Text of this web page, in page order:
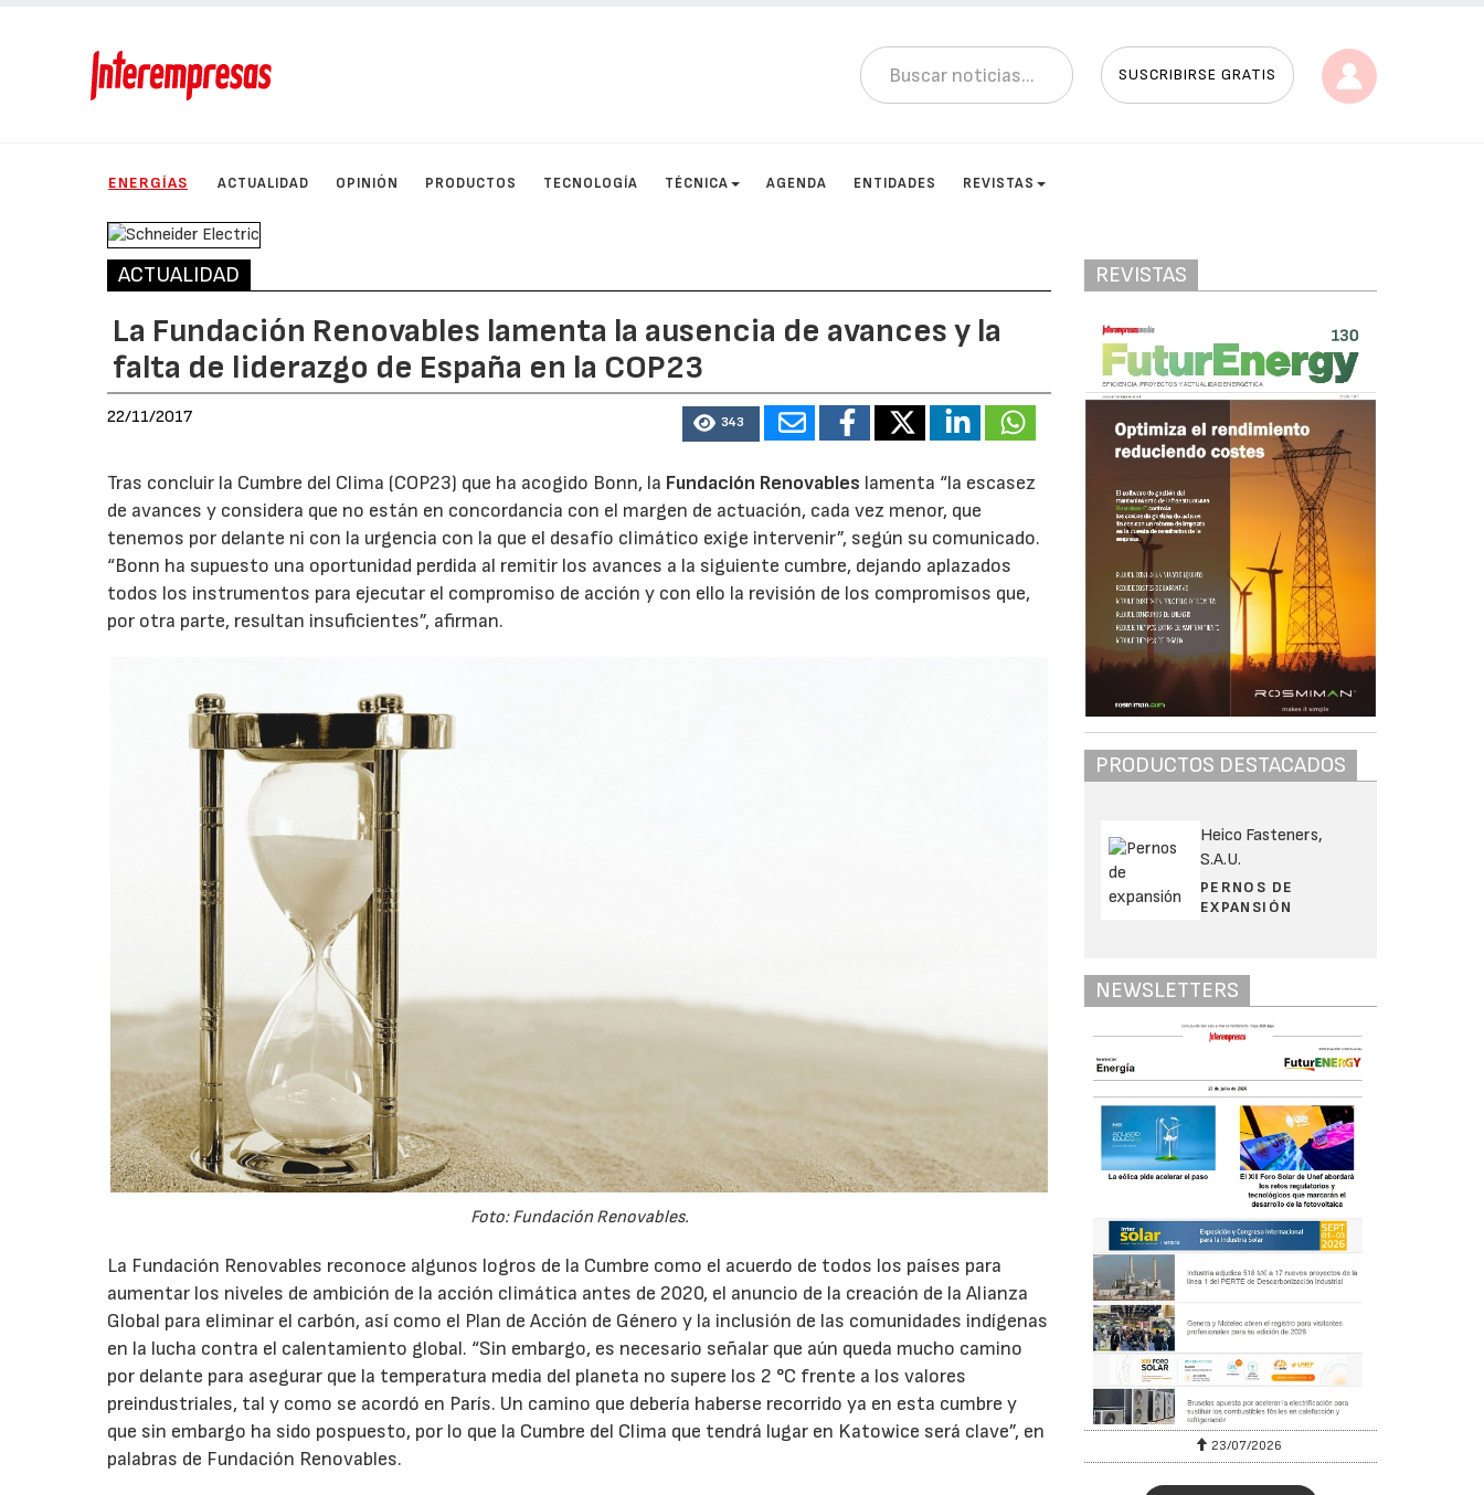
SUSCRIBIRSE GRATIS
ENERGÍAS ACTUALIDAD OPINIÓN PRODUCTOS TECNOLOGÍA TÉCNICA AGENDA ENTIDADES REVISTAS
ACTUALIDAD
La Fundación Renovables lamenta la ausencia de avances y la
falta de liderazgo de España en la COP23
22/11/2017 343
Tras concluir la Cumbre del Clima (COP23) que ha acogido Bonn, la Fundación Renovables lamenta “la escasez
de avances y considera que no están en concordancia con el margen de actuación, cada vez menor, que
tenemos por delante ni con la urgencia con la que el desafío climático exige intervenir”, según su comunicado.
“Bonn ha supuesto una oportunidad perdida al remitir los avances a la siguiente cumbre, dejando aplazados
todos los instrumentos para ejecutar el compromiso de acción y con ello la revisión de los compromisos que,
por otra parte, resultan insuficientes”, afirman.
Foto: Fundación Renovables.
La Fundación Renovables reconoce algunos logros de la Cumbre como el acuerdo de todos los países para
aumentar los niveles de ambición de la acción climática antes de 2020, el anuncio de la creación de la Alianza
Global para eliminar el carbón, así como el Plan de Acción de Género y la inclusión de las comunidades indígenas
en la lucha contra el calentamiento global. “Sin embargo, es necesario señalar que aún queda mucho camino
por delante para asegurar que la temperatura media del planeta no supere los 2 °C frente a los valores
preindustriales, tal y como se acordó en París. Un camino que debería haberse recorrido ya en esta cumbre y
que sin embargo ha sido pospuesto, por lo que la Cumbre del Clima que tendrá lugar en Katowice será clave”, en
palabras de Fundación Renovables.
REVISTAS
PRODUCTOS DESTACADOS
Heico Fasteners,
S.A.U.
PERNOS DE
EXPANSIÓN
NEWSLETTERS
23/07/2026 23/07/2026